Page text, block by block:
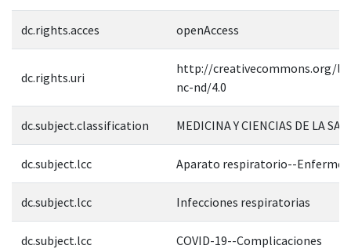
dc.rights.acces openAccess
dc.rights.uri
http://creativecommons.org/
nc-nd/4.0
dc.subject.classification MEDICINA Y CIENCIAS DE LA
dc.subject.lcc Aparato respiratorio--
dc.subject.lcc Infecciones respiratorias
dc.subject.lcc COVID-19--Complicaciones